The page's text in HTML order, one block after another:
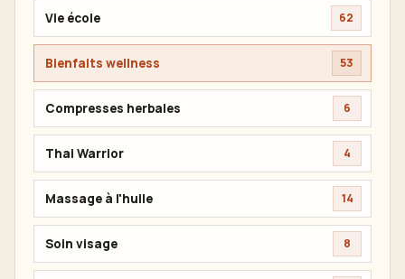
Vie école 62
Bienfaits wellness 53
Compresses herbales 6
Thai Warrior 4
Massage à l'huile 14
Soin visage 8